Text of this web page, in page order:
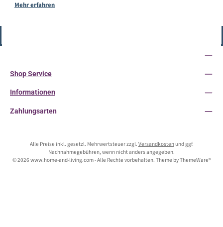
Mehr erfahren
Shop Service
Informationen
Zahlungsarten
Alle Preise inkl. gesetzl. Mehrwertsteuer zzgl. Versandkostenund ggf.
Nachnahmegebühren, wenn nicht anders angegeben.
© 2026 www.home-and-living.com - Alle Rechte vorbehalten. Theme byThemeWare®